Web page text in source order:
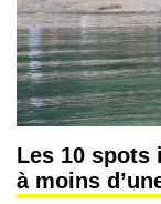
Les 10 spots
à moins